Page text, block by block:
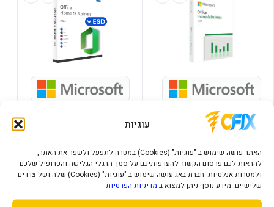
עוגיות
האתר עושה שימוש ב "עוגיות" (Cookies) במטרה לתפעל ולשפר את האתר,
להראות לכם פרסום הקשור להעדפותיכם על סמך הרגלי הגלישה והפרופיל שלכם
ולמטרות אנלטיות. חברת באג עושה שימוש ב "עוגיות" (Cookies) שלה ושל צדדים
שלישיים. מידע נוסף ניתן למצוא ב מדיניות הפרטיות
OFFICE 2024 HOME &
BUSINESSS BOX
990
הוסף לסל הוסף לסל
במלאי